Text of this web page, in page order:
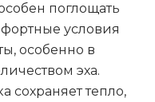
поглощать
условия
особенно в
эха.
сохраняет тепло,